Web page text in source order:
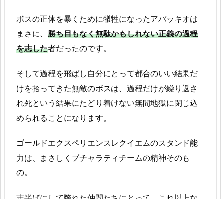
ボスの正体を暴くために犠牲になったアバッキオは
まさに、 勝ち目もなく無駄かもしれない正義の過程
を志した者だったのです。
そして過程を飛ばし自分にとって都合のいい結果だ
けを拾ってきた無敵のボスは、過程だけが繰り返さ
れ死という結果にたどり着けない無間地獄に閉じ込
められることになります。
ゴールドエクスペリエンスレクイエムのスタンド能
力は、まさしくブチャラティチームの精神そのも
の。